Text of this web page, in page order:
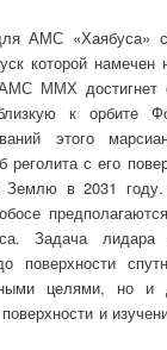
АМС «Хаябуса»
которой намечен
АМС ММХ достигнет
к орбите
этого
реголита с его
Землю в 2031
Задача лидара
поверхности
целями, но и
и